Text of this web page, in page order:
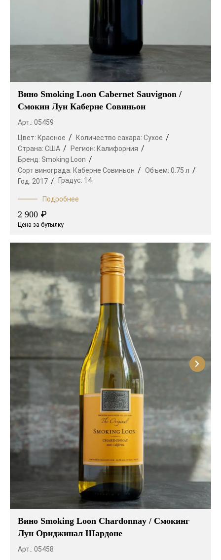
Вино Smoking Loon Cabernet Sauvignon /
Смокин Лун Каберне Совиньон
Арт.: 05459
Цвет: Красное Количество сахара: Сухое
Страна: США Регион: Калифорния
Бренд: Smoking Loon
Сорт винограда: Каберне Совиньон Объем: 0.75 л
Год: 2017 Градус: 14
Подробнее
2 900 ₽
Цена за бутылку
Вино Smoking Loon Chardonnay / Смокинг
Лун Ориджинал Шардоне
Арт.: 05458